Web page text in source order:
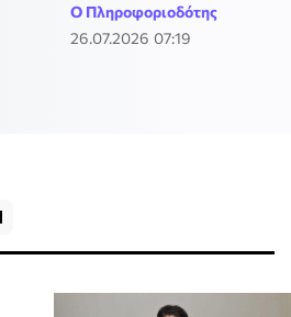
Ο Πληροφοριοδότης
26.07.2026 07:19